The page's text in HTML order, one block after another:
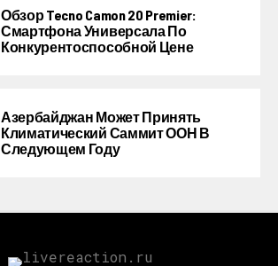
Обзор Tecno Camon 20 Premier:
Смартфона Универсала По
Конкурентоспособной Цене
Азербайджан Может Принять
Климатический Саммит ООН В
Следующем Году